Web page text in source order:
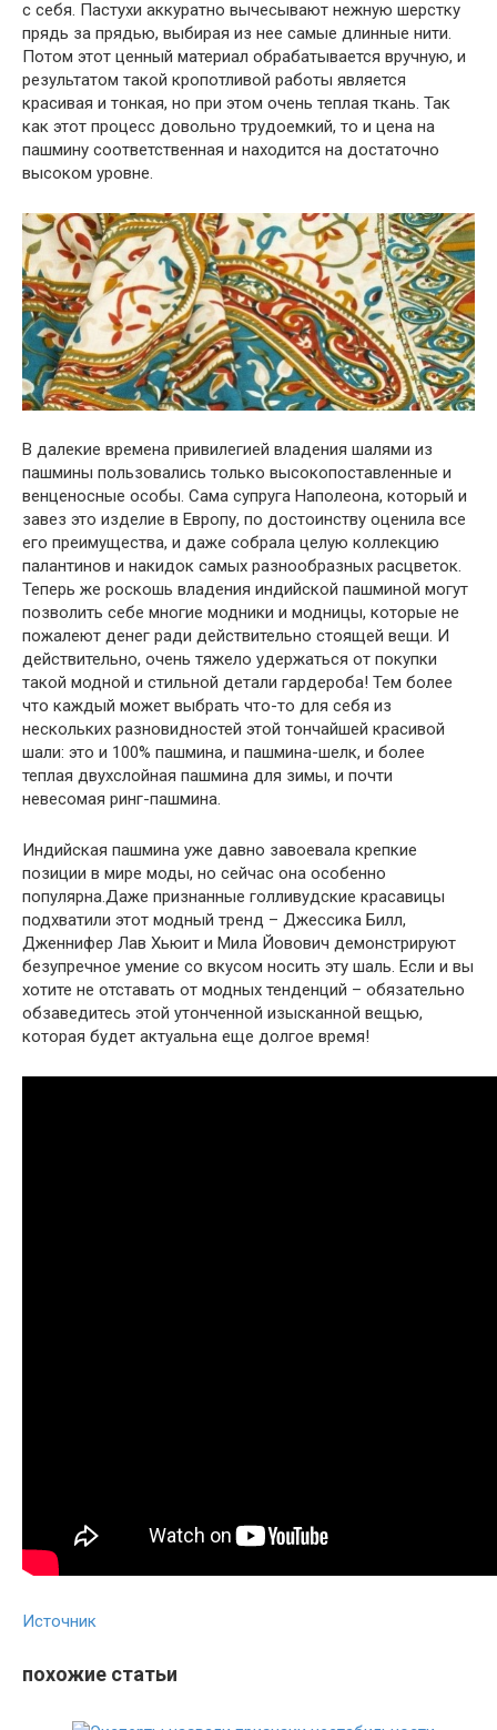
с себя. Пастухи аккуратно вычесывают нежную шерстку
прядь за прядью, выбирая из нее самые длинные нити.
Потом этот ценный материал обрабатывается вручную, и
результатом такой кропотливой работы является
красивая и тонкая, но при этом очень теплая ткань. Так
как этот процесс довольно трудоемкий, то и цена на
пашмину соответственная и находится на достаточно
высоком уровне.
В далекие времена привилегией владения шалями из
пашмины пользовались только высокопоставленные и
венценосные особы. Сама супруга Наполеона, который и
завез это изделие в Европу, по достоинству оценила все
его преимущества, и даже собрала целую коллекцию
палантинов и накидок самых разнообразных расцветок.
Теперь же роскошь владения индийской пашминой могут
позволить себе многие модники и модницы, которые не
пожалеют денег ради действительно стоящей вещи. И
действительно, очень тяжело удержаться от покупки
такой модной и стильной детали гардероба! Тем более
что каждый может выбрать что-то для себя из
нескольких разновидностей этой тончайшей красивой
шали: это и 100% пашмина, и пашмина-шелк, и более
теплая двухслойная пашмина для зимы, и почти
невесомая ринг-пашмина.
Индийская пашмина уже давно завоевала крепкие
позиции в мире моды, но сейчас она особенно
популярна.Даже признанные голливудские красавицы
подхватили этот модный тренд – Джессика Билл,
Дженнифер Лав Хьюит и Мила Йовович демонстрируют
безупречное умение со вкусом носить эту шаль. Если и вы
хотите не отставать от модных тенденций – обязательно
обзаведитесь этой утонченной изысканной вещью,
которая будет актуальна еще долгое время!
Источник
похожие статьи